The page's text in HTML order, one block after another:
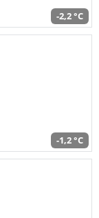
-2,2 °C
-1,2 °C